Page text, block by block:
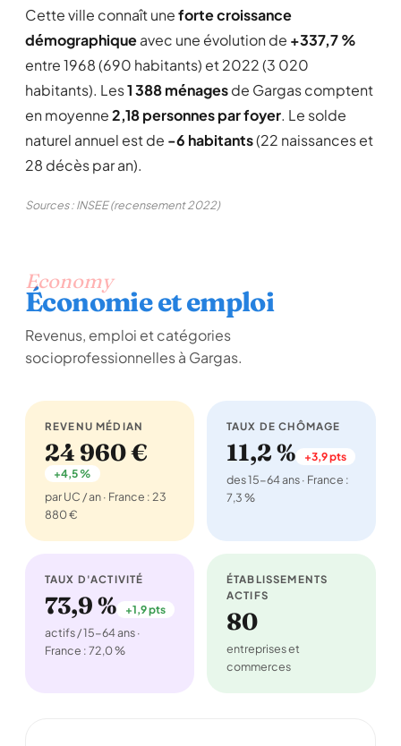
Cette ville connaît uneforte croissance
démographiqueavec une évolution de +337,7 %
entre 1968 (690 habitants) et 2022 (3 020
habitants). Les1 388 ménagesde Gargas comptent
en moyenne2,18 personnes par foyer. Le solde
naturel annuel est de -6 habitants(22 naissances et
28 décès par an).
Sources : INSEE (recensement 2022)
Economy
Économie et emploi
Revenus, emploi et catégories
socioprofessionnelles à Gargas.
REVENU MÉDIAN
24 960 €
+4,5 %
par UC / an · France : 23
880 €
TAUX DE CHÔMAGE
11,2 % +3,9 pts
des 15-64 ans · France :
7,3 %
TAUX D'ACTIVITÉ
73,9 % +1,9 pts
actifs / 15-64 ans ·
France : 72,0 %
ÉTABLISSEMENTS
ACTIFS
80
entreprises et
commerces